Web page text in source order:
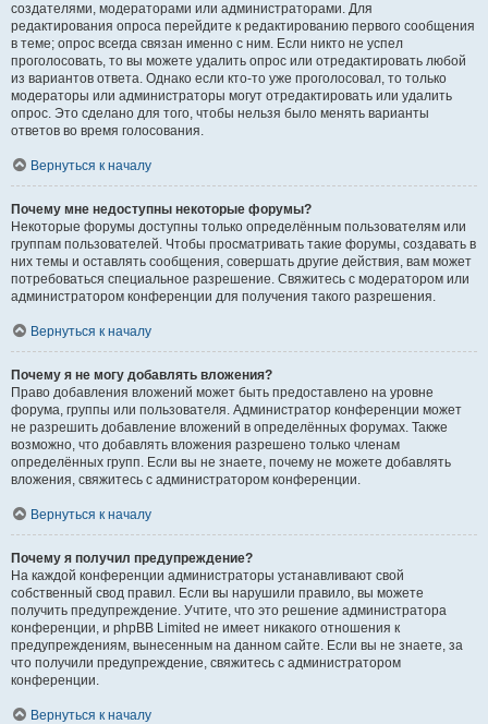
создателями, модераторами или администраторами. Для
редактирования опроса перейдите к редактированию первого сообщения
в теме; опрос всегда связан именно с ним. Если никто не успел
проголосовать, то вы можете удалить опрос или отредактировать любой
из вариантов ответа. Однако если кто-то уже проголосовал, то только
модераторы или администраторы могут отредактировать или удалить
опрос. Это сделано для того, чтобы нельзя было менять варианты
ответов во время голосования.
Вернуться к началу
Почему мне недоступны некоторые форумы?
Некоторые форумы доступны только определённым пользователям или
группам пользователей. Чтобы просматривать такие форумы, создавать в
них темы и оставлять сообщения, совершать другие действия, вам может
потребоваться специальное разрешение. Свяжитесь с модератором или
администратором конференции для получения такого разрешения.
Вернуться к началу
Почему я не могу добавлять вложения?
Право добавления вложений может быть предоставлено на уровне
форума, группы или пользователя. Администратор конференции может
не разрешить добавление вложений в определённых форумах. Также
возможно, что добавлять вложения разрешено только членам
определённых групп. Если вы не знаете, почему не можете добавлять
вложения, свяжитесь с администратором конференции.
Вернуться к началу
Почему я получил предупреждение?
На каждой конференции администраторы устанавливают свой
собственный свод правил. Если вы нарушили правило, вы можете
получить предупреждение. Учтите, что это решение администратора
конференции, и phpBB Limited не имеет никакого отношения к
предупреждениям, вынесенным на данном сайте. Если вы не знаете, за
что получили предупреждение, свяжитесь с администратором
конференции.
Вернуться к началу